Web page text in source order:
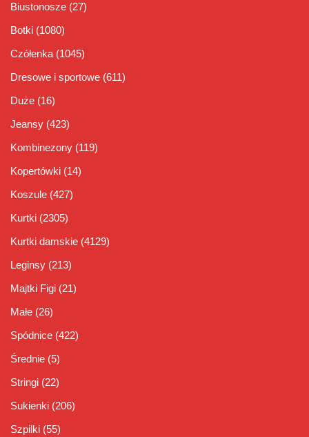
Biustonosze (27)
Botki (1080)
Czółenka (1045)
Dresowe i sportowe (611)
Duże (16)
Jeansy (423)
Kombinezony (119)
Kopertówki (14)
Koszule (427)
Kurtki (2305)
Kurtki damskie (4129)
Leginsy (213)
Majtki Figi (21)
Małe (26)
Spódnice (422)
Średnie (5)
Stringi (22)
Sukienki (206)
Szpilki (55)